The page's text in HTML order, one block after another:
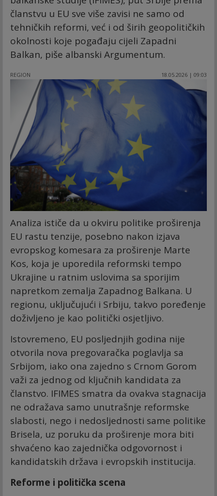
članstvu u EU sve više zavisi ne samo od
tehničkih reformi, već i od širih geopolitičkih
okolnosti koje pogađaju cijeli Zapadni
Balkan, piše albanski Argumentum.
REGION 18.05.2026 | 09:03
Analiza ističe da u okviru politike proširenja
EU rastu tenzije, posebno nakon izjava
evropskog komesara za proširenje Marte
Kos, koja je uporedila reformski tempo
Ukrajine u ratnim uslovima sa sporijim
napretkom zemalja Zapadnog Balkana. U
regionu, uključujući i Srbiju, takvo poređenje
doživljeno je kao politički osjetljivo.
Istovremeno, EU posljednjih godina nije
otvorila nova pregovaračka poglavlja sa
Srbijom, iako ona zajedno s Crnom Gorom
važi za jednog od ključnih kandidata za
članstvo. IFIMES smatra da ovakva stagnacija
ne odražava samo unutrašnje reformske
slabosti, nego i nedosljednosti same politike
Brisela, uz poruku da proširenje mora biti
shvaćeno kao zajednička odgovornost i
kandidatskih država i evropskih institucija.
Reforme i politička scena